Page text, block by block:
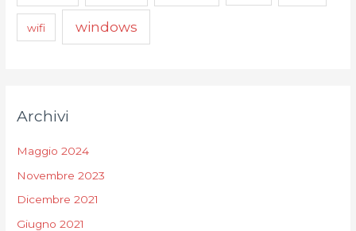
wifi windows
Archivi
Maggio 2024
Novembre 2023
Dicembre 2021
Giugno 2021